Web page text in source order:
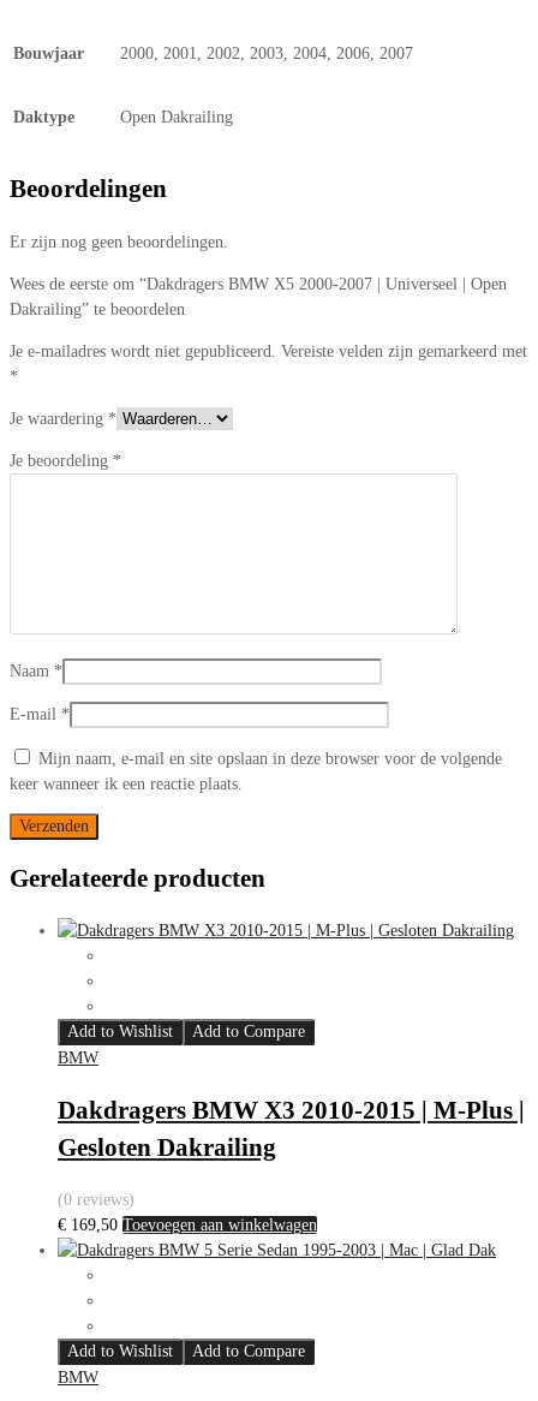
Bouwjaar 2000, 2001, 2002, 2003, 2004, 2006, 2007
Daktype Open Dakrailing
Beoordelingen
Er zijn nog geen beoordelingen.
Wees de eerste om “Dakdragers BMW X5 2000-2007 | Universeel | Open
Dakrailing” te beoordelen
Je e-mailadres wordt niet gepubliceerd. Vereiste velden zijn gemarkeerd met
*
Je waardering *
Je beoordeling *
Naam *
E-mail *
Mijn naam, e-mail en site opslaan in deze browser voor de volgende
keer wanneer ik een reactie plaats.
Gerelateerde producten
Add to Wishlist
Add to Compare
BMW
Dakdragers BMW X3 2010-2015 | M-Plus |
Gesloten Dakrailing
(0 reviews)
€ 169,50 Toevoegen aan winkelwagen
Add to Wishlist
Add to Compare
BMW